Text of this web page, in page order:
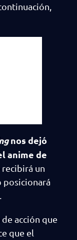
nos dejó
anime de
un
posicionará
acción que
que el